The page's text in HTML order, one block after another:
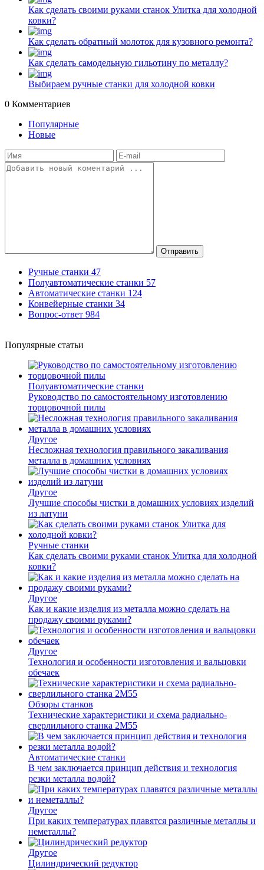
Как сделать своими руками станок Улитка для холодной
ковки?
Как сделать обратный молоток для кузовного ремонта?
Как сделать самодельную гильотину по металлу?
Выбираем ручные станки для холодной ковки
0 Комментариев
Популярные
Новые
Отправить
Ручные станки 47
Полуавтоматические станки 57
Автоматические станки 124
Конвейерные станки 34
Вопрос-ответ 984
Популярные статьи
Полуавтоматические станки
Руководство по самостоятельному изготовлению
торцовочной пилы
Другое
Несложная технология правильного закаливания
металла в домашних условиях
Другое
Лучшие способы чистки в домашних условиях изделий
из латуни
Ручные станки
Как сделать своими руками станок Улитка для холодной
ковки?
Другое
Как и какие изделия из металла можно сделать на
продажу своими руками?
Другое
Технология и особенности изготовления и вальцовки
обечаек
Обзоры станков
Технические характеристики и схема радиально-
сверлильного станка 2М55
Автоматические станки
В чем заключается принцип действия и технология
резки металла водой?
Другое
При каких температурах плавятся различные металлы и
неметаллы?
Другое
Цилиндрический редуктор